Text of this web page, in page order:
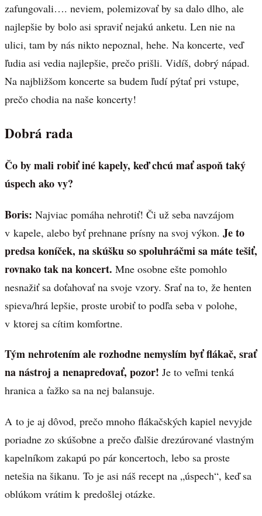
zafungovali…. neviem, polemizovať by sa dalo dlho, ale
najlepšie by bolo asi spraviť nejakú anketu. Len nie na
ulici, tam by nás nikto nepoznal, hehe. Na koncerte, veď
ľudia asi vedia najlepšie, prečo prišli. Vidíš, dobrý nápad.
Na najbližšom koncerte sa budem ľudí pýtať pri vstupe,
prečo chodia na naše koncerty!
Dobrá rada
Čo by mali robiť iné kapely, keď chcú mať aspoň taký
úspech ako vy?
Boris: Najviac pomáha nehrotiť! Či už seba navzájom
v kapele, alebo byť prehnane prísny na svoj výkon. Je to
predsa koníček, na skúšku so spoluhráčmi sa máte tešiť,
rovnako tak na koncert. Mne osobne ešte pomohlo
nesnažiť sa doťahovať na svoje vzory. Srať na to, že henten
spieva/hrá lepšie, proste urobiť to podľa seba v polohe,
v ktorej sa cítim komfortne.
Tým nehrotením ale rozhodne nemyslím byť flákač, srať
na nástroj a nenapredovať, pozor! Je to veľmi tenká
hranica a ťažko sa na nej balansuje.
A to je aj dôvod, prečo mnoho flákačských kapiel nevyjde
poriadne zo skúšobne a prečo ďalšie drezúrované vlastným
kapelníkom zakapú po pár koncertoch, lebo sa proste
netešia na šikanu. To je asi náš recept na „úspech“, keď sa
oblúkom vrátim k predošlej otázke.